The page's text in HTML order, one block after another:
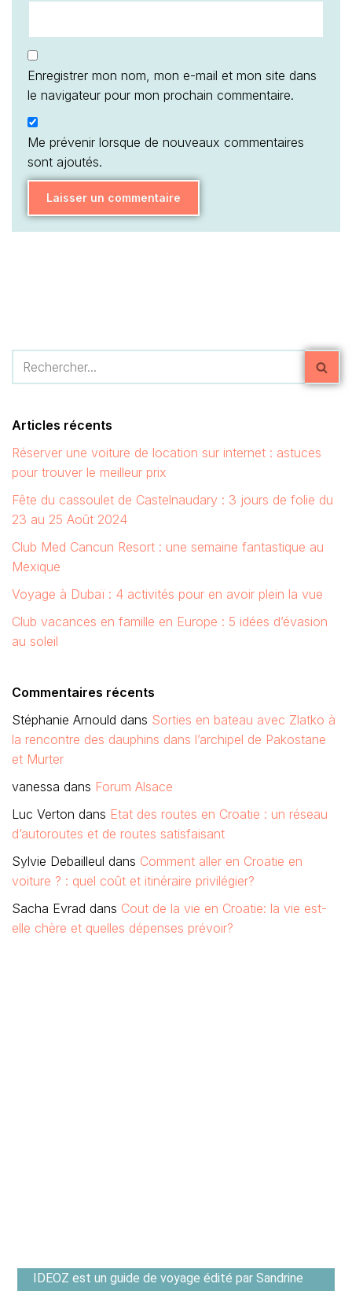
Enregistrer mon nom, mon e-mail et mon site dans
le navigateur pour mon prochain commentaire.
Me prévenir lorsque de nouveaux commentaires
sont ajoutés.
Articles récents
Réserver une voiture de location sur internet : astuces
pour trouver le meilleur prix
Fête du cassoulet de Castelnaudary : 3 jours de folie du
23 au 25 Août 2024
Club Med Cancun Resort : une semaine fantastique au
Mexique
Voyage à Dubaï : 4 activités pour en avoir plein la vue
Club vacances en famille en Europe : 5 idées d’évasion
au soleil
Commentaires récents
Stéphanie Arnould dans Sorties en bateau avec Zlatko à
la rencontre des dauphins dans l’archipel de Pakostane
et Murter
vanessa dans Forum Alsace
Luc Verton dans Etat des routes en Croatie : un réseau
d’autoroutes et de routes satisfaisant
Sylvie Debailleul dans Comment aller en Croatie en
voiture ? : quel coût et itinéraire privilégier?
Sacha Evrad dans Cout de la vie en Croatie: la vie est-
elle chère et quelles dépenses prévoir?
IDEOZ est un guide de voyage édité par Sandrine